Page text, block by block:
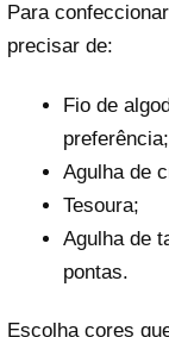
Para
precisar de:
Fio de
preferência;
Agulha de
Tesoura;
Agulha de
pontas.
Escolha cores